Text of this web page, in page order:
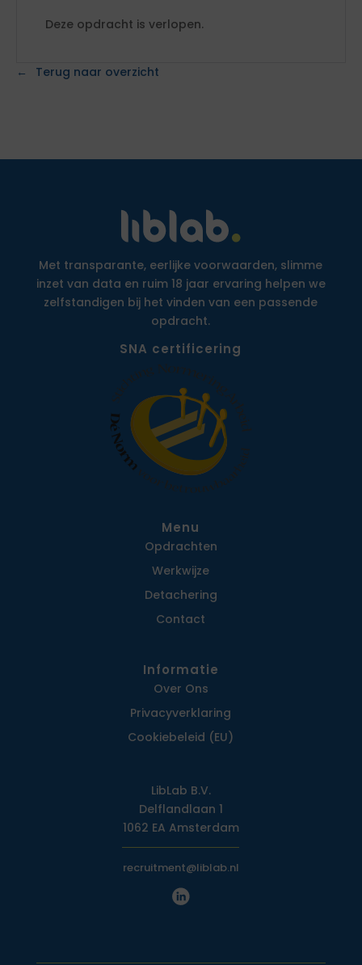
Deze opdracht is verlopen.
Terug naar overzicht
Met transparante, eerlijke voorwaarden, slimme
inzet van data en ruim 18 jaar ervaring helpen we
zelfstandigen bij het vinden van een passende
opdracht.
SNA certificering
Menu
Opdrachten
Werkwijze
Detachering
Contact
Informatie
Over Ons
Privacy­verklaring
Cookiebeleid (EU)
LibLab B.V.
Delflandlaan 1
1062 EA Amsterdam
recruitment@liblab.nl